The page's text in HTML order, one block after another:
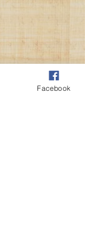
Facebook